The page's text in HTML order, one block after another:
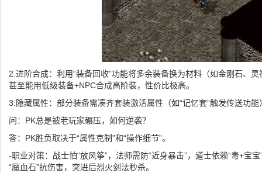
2.进阶合成：利用“装备回收”功能将多余装备换为材料（如金刚石、
甚至能用低级装备+NPC合成高阶装，性价比极高。
3.隐藏属性：部分装备需凑齐套装激活属性（如“记忆套”触发传送功
问：PK总是被老玩家碾压，如何逆袭？
答：PK胜负取决于“属性克制”和“操作细节”。
-职业对策：战士怕“放风筝”，法师需防“近身暴击”，道士依赖“毒+宝
“魔血石”抗伤害，突进后烈火剑法秒杀。